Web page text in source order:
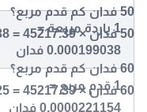
50 فدان كم قدم مربع؟
50 فدان × 45217.39 = 2260869.50438 قدم²
60 فدان كم قدم مربع؟
60 فدان × 45217.39 = 2713043.40525 قدم²
1 ياردة مربعة =
0.000199038 فدان
1 قدم مربع =
0.0000221154 فدان